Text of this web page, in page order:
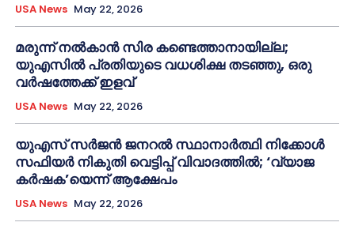
USA News May 22, 2026
മരുന്ന് നൽകാൻ സിര കണ്ടെത്താനായില്ല;
യുഎസിൽ പ്രതിയുടെ വധശിക്ഷ തടഞ്ഞു, ഒരു
വർഷത്തേക്ക് ഇളവ്
USA News May 22, 2026
യുഎസ് സർജൻ ജനറൽ സ്ഥാനാർത്ഥി നിക്കോൾ
സഫിയർ നികുതി വെട്ടിപ്പ് വിവാദത്തിൽ; ‘വ്യാജ
കർഷക’യെന്ന് ആക്ഷേപം
USA News May 22, 2026